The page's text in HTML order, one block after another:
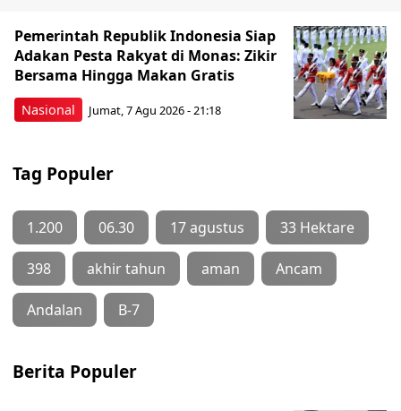
Nasional
Pemerintah Republik Indonesia Siap
Adakan Pesta Rakyat di Monas: Zikir
Bersama Hingga Makan Gratis
Jumat, 7 Agu 2026 - 21:18
Tag Populer
1.200 06.30 17 agustus 33 Hektare
398 akhir tahun aman Ancam
Andalan B-7
Berita Populer